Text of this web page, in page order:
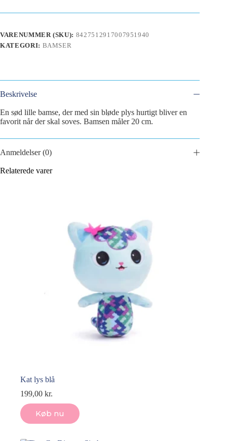
VARENUMMER (SKU): 8427512917007951940
KATEGORI: BAMSER
Beskrivelse
En sød lille bamse, der med sin bløde plys hurtigt bliver en
favorit når der skal soves. Bamsen måler 20 cm.
Anmeldelser (0)
Relaterede varer
Kat lys blå
199,00 kr.
Køb nu